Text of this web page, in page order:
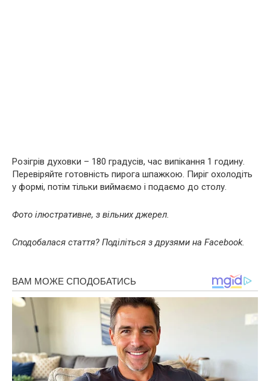
Розігрів духовки – 180 градусів, час випікання 1 годину.
Перевіряйте готовність пирога шпажкою. Пиріг охолодіть
у формі, потім тільки виймаємо і подаємо до столу.
Фото ілюстративне, з вільних джерел.
Сподобалася стаття? Поділіться з друзями на Facebook.